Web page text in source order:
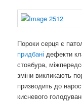
Пороки серця є
придбанідефекти
стовбура,
зміни викликають
призводить до
кисневого